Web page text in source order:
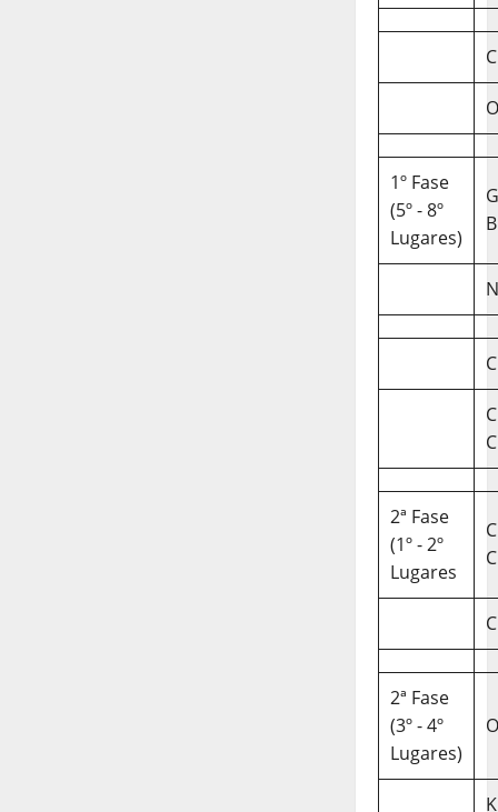
1º Fase
(5º - 8º
Lugares)
B
C
2ª Fase
(1º - 2º
Lugares
C
2ª Fase
(3º - 4º
Lugares)